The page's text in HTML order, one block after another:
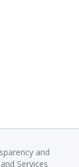
and
Services